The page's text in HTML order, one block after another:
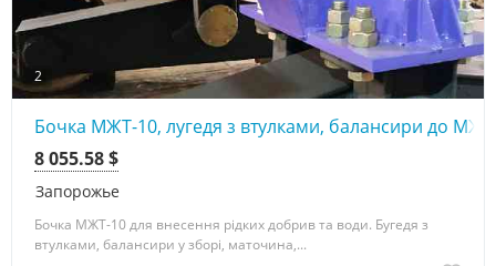
2
Бочка МЖТ-10, лугедя з втулками, балансири до
Запорожье
8 055.58 $
Бочка МЖТ-10 для внесення рідких добрив та води. Бугедя з
втулками, балансири у зборі, маточина,...